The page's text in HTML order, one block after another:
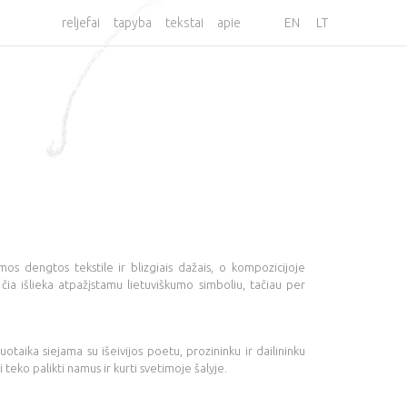
reljefai tapyba tekstai apie EN LT
dengtos tekstile ir blizgiais dažais, o kompozicijoje
išlieka atpažįstamu lietuviškumo simboliu, tačiau per
siejama su išeivijos poetu, prozininku ir dailininku
palikti namus ir kurti svetimoje šalyje.